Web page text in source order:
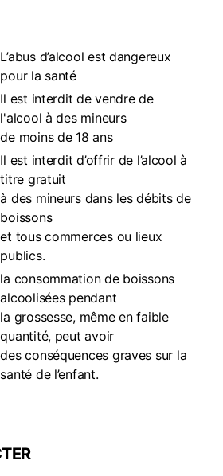
L’abus d’alcool est dangereux
pour la santé
Il est interdit de vendre de
l'alcool à des mineurs
de moins de 18 ans
Il est interdit d’offrir de l’alcool à
titre gratuit
à des mineurs dans les débits de
boissons
et tous commerces ou lieux
publics.
la consommation de boissons
alcoolisées pendant
la grossesse, même en faible
quantité, peut avoir
des conséquences graves sur la
santé de l’enfant.